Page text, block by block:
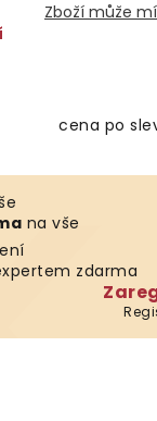
výhod
cena po
na vše
zdarma